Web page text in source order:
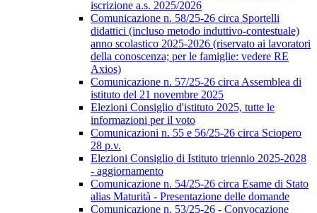
iscrizione a.s. 2025/2026
Comunicazione n. 58/25-26 circa Sportelli
didattici (incluso metodo induttivo-contestuale)
anno scolastico 2025-2026 (riservato ai lavoratori
della conoscenza; per le famiglie: vedere RE
Axios)
Comunicazione n. 57/25-26 circa Assemblea di
istituto del 21 novembre 2025
Elezioni Consiglio d'istituto 2025, tutte le
informazioni per il voto
Comunicazioni n. 55 e 56/25-26 circa Sciopero
28 p.v.
Elezioni Consiglio di Istituto triennio 2025-2028
- aggiornamento
Comunicazione n. 54/25-26 circa Esame di Stato
alias Maturità - Presentazione delle domande
Comunicazione n. 53/25-26 - Convocazione